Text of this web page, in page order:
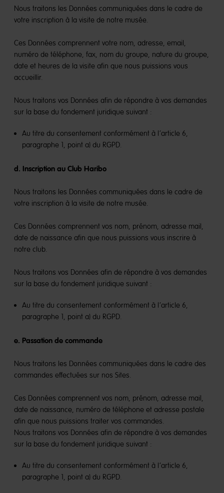
Nous traitons les Données communiquées dans le cadre de
votre inscription à la visite de notre musée.
Ces Données comprennent votre nom, adresse, email,
numéro de téléphone, fax, nom du groupe, nature du groupe,
date et heures de la visite afin que nous puissions vous
accueillir.
Nous traitons vos Données afin de répondre à vos demandes
sur la base du fondement juridique suivant :
Au titre du consentement conformément à l’article 6,
paragraphe 1, point a) du RGPD.
d. Inscription au Club Haribo
Nous traitons les Données communiquées dans le cadre de
votre inscription à la visite de notre musée.
Ces Données comprennent vos nom, prénom, adresse mail,
date de naissance afin que nous puissions vous inscrire à
notre club.
Nous traitons vos Données afin de répondre à vos demandes
sur la base du fondement juridique suivant :
Au titre du consentement conformément à l’article 6,
paragraphe 1, point a) du RGPD.
e. Passation de commande
Nous traitons les Données communiquées dans le cadre des
commandes effectuées sur nos Sites.
Ces Données comprennent vos nom, prénom, adresse mail,
date de naissance, numéro de téléphone et adresse postale
afin que nous puissions traiter vos commandes.
Nous traitons vos Données afin de répondre à vos demandes
sur la base du fondement juridique suivant :
Au titre du consentement conformément à l’article 6,
paragraphe 1, point a) du RGPD.